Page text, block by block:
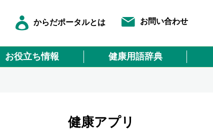
からだポータルとは お問い合わせ
お役立ち情報 健康用語辞典
健康アプリ